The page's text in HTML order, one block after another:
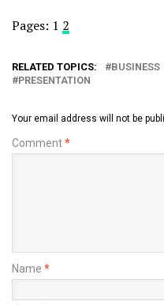
Pages: 1 2
RELATED TOPICS: BUSINESS
PRESENTATION
Your email address will not be
Comment*
Name *